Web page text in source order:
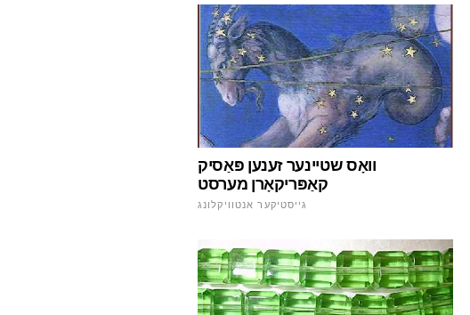
וואָס שטיינער זענען פּאַסיק
קאַפּריקאָרן מערסט
גייסטיקער אנטוויקלונג